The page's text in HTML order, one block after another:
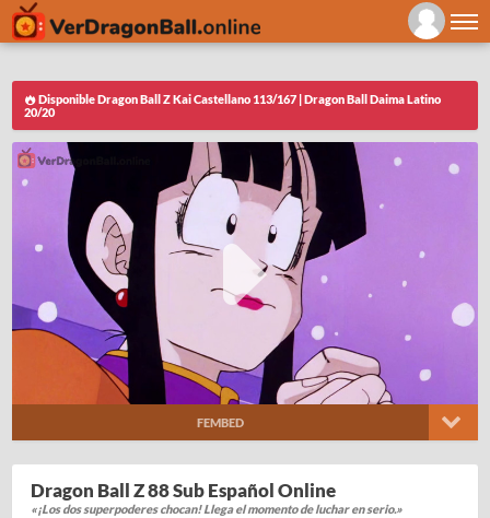
Disponible Dragon Ball Z Kai Castellano 113/167 | Dragon Ball Daima Latino
20/20
FEMBED
Dragon Ball Z 88 Sub Español Online
«¡Los dos superpoderes chocan! Llega el momento de luchar en serio.»